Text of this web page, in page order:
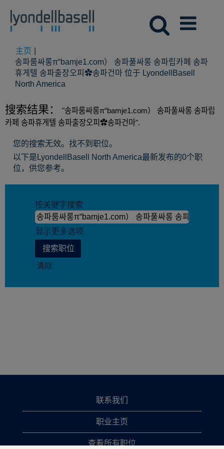
主页
송파룸싸롱π“bamje1.com） 송파풀싸롱 송파립카페 송파
휴게텔 송파출장오피✿송파건마 位于 LyondellBasell
North America
页
面）
搜索结果：
"송파룸싸롱π“bamje1.com） 송파풀싸롱 송파립
카페 송파휴게텔 송파출장오피✿송파건마".
您的搜索无效。找不到职位。
以下是LyondellBasell North America最新发布的0个职
位，供您参考。
按关键字搜索
显示更多选项
清除
联系我们
职业主页
查看所有职位